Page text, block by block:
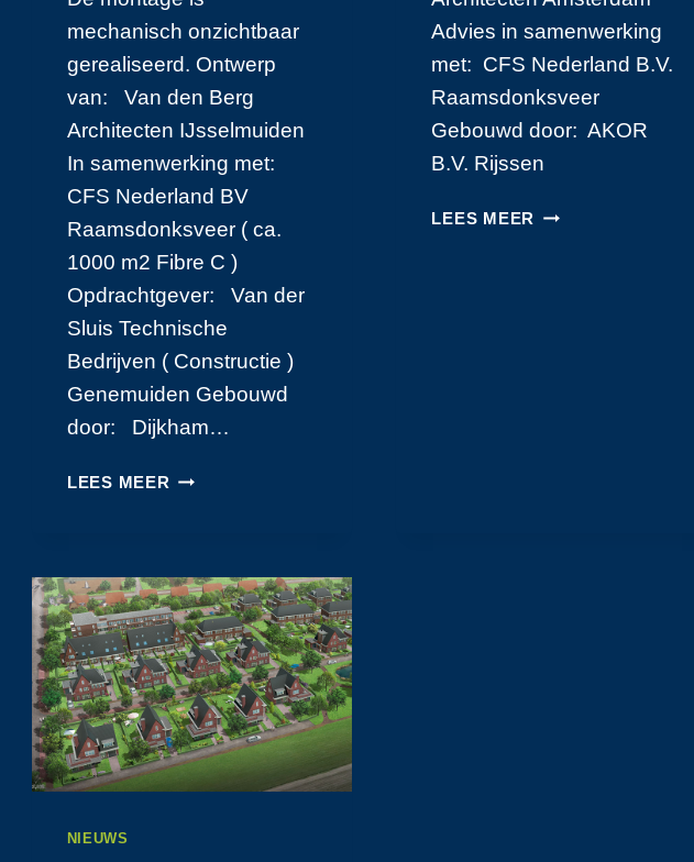
mechanisch onzichtbaar
gerealiseerd. Ontwerp
van: Van den Berg
Architecten IJsselmuiden
In samenwerking met:
CFS Nederland BV
Raamsdonksveer ( ca.
1000 m2 Fibre C )
Opdrachtgever: Van der
Sluis Technische
Bedrijven ( Constructie )
Genemuiden Gebouwd
door: Dijkham…
LEES MEER PORTA
Advies in samenwerking
met: CFS Nederland B.V.
Raamsdonksveer
Gebouwd door: AKOR
B.V. Rijssen
LEES MEER HONDSRUGTOREN
NIEUWS